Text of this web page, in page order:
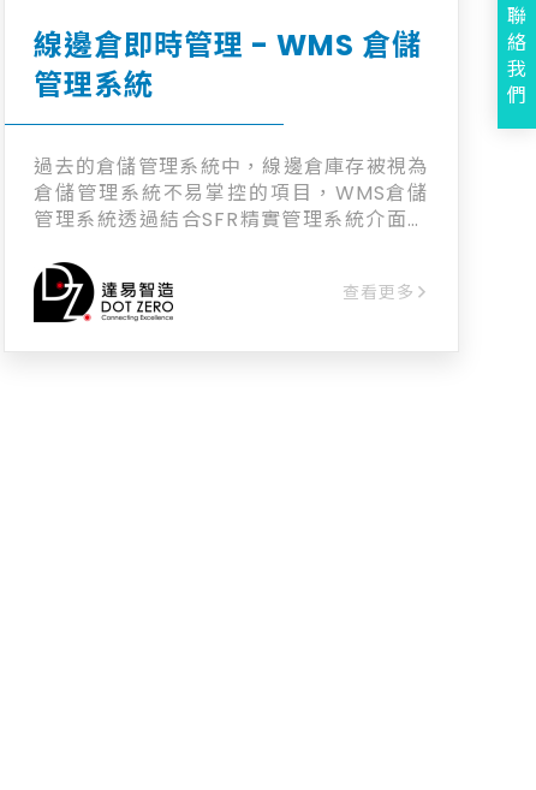
線邊倉即時管理 - WMS 倉儲
管理系統
過去的倉儲管理系統中，線邊倉庫存被視為
倉儲管理系統不易掌控的項目，WMS倉儲
管理系統透過結合SFR精實管理系統介面，
庫存即時異動管理，使盤點效率提高、庫存
成本降低、餘料有效再利用。 【五大功能】
◆ 線邊倉移轉 ◆ 線上盤點 ◆ 進銷貨管理
查看更多
聯
絡
我
們